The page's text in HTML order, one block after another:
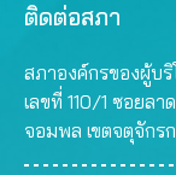
ติดต่อสภา
สภาองค์กรของผู้บ
เลขที่ 110/1 ซอยล
จอมพล เขตจตุจักร